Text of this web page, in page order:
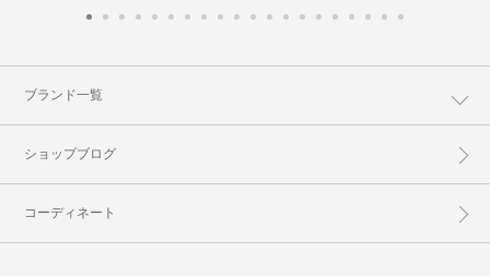
ブランド一覧
ショップブログ
コーディネート